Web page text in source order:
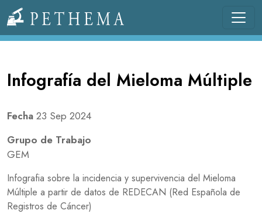
Llevamos la investigación en la sangre.
Infografía del Mieloma Múltiple
Fecha 23 Sep 2024
Grupo de Trabajo
GEM
Infografia sobre la incidencia y supervivencia del Mieloma
Múltiple a partir de datos de REDECAN (Red Española de
Registros de Cáncer)